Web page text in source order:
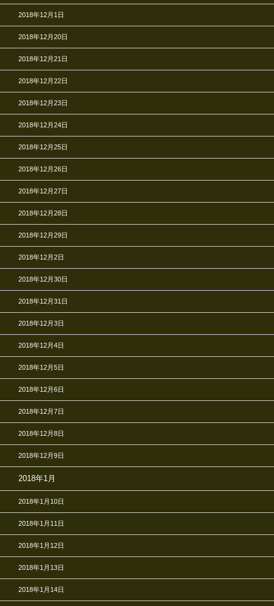
2018年12月1日
2018年12月20日
2018年12月21日
2018年12月22日
2018年12月23日
2018年12月24日
2018年12月25日
2018年12月26日
2018年12月27日
2018年12月28日
2018年12月29日
2018年12月2日
2018年12月30日
2018年12月31日
2018年12月3日
2018年12月4日
2018年12月5日
2018年12月6日
2018年12月7日
2018年12月8日
2018年12月9日
2018年1月
2018年1月10日
2018年1月11日
2018年1月12日
2018年1月13日
2018年1月14日